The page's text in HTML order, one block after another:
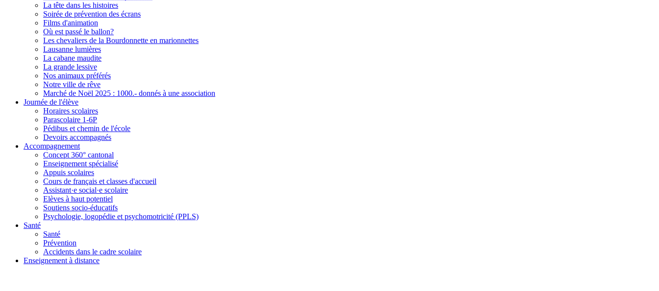
La tête dans les histoires
Soirée de prévention des écrans
Films d'animation
Où est passé le ballon?
Les chevaliers de la Bourdonnette en marionnettes
Lausanne lumières
La cabane maudite
La grande lessive
Nos animaux préférés
Notre ville de rêve
Marché de Noël 2025 : 1000.- donnés à une association
Journée de l'élève
Horaires scolaires
Parascolaire 1-6P
Pédibus et chemin de l'école
Devoirs accompagnés
Accompagnement
Concept 360° cantonal
Enseignement spécialisé
Appuis scolaires
Cours de français et classes d'accueil
Assistant·e social·e scolaire
Elèves à haut potentiel
Soutiens socio-éducatifs
Psychologie, logopédie et psychomotricité (PPLS)
Santé
Santé
Prévention
Accidents dans le cadre scolaire
Enseignement à distance